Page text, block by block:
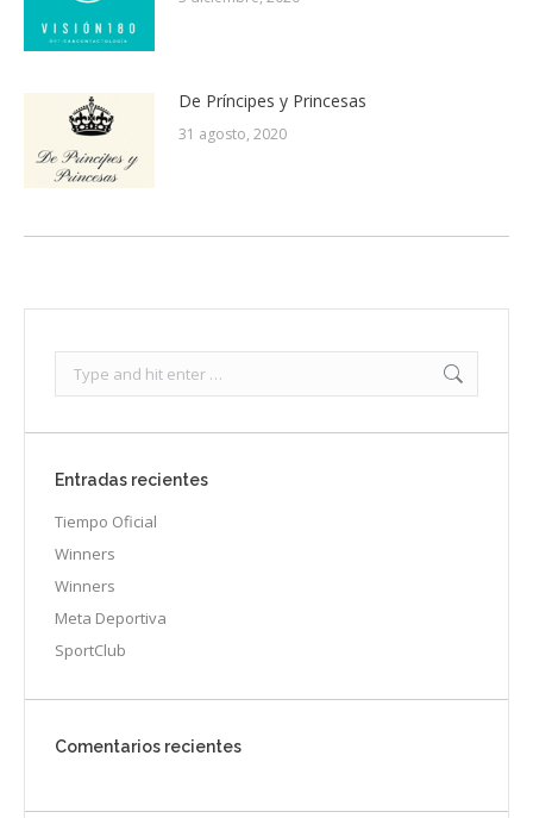
De Príncipes y Princesas
31 agosto, 2020
Entradas recientes
Tiempo Oficial
Winners
Winners
Meta Deportiva
SportClub
Comentarios recientes